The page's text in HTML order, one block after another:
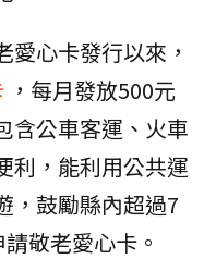
心卡發行以來，
，每月發放500元
含公車客運、火車
利，能利用公共運
，鼓勵縣內超過7
敬老愛心卡。